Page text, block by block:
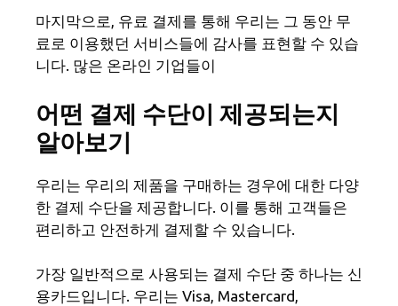
마지막으로, 유료 결제를 통해 우리는 그 동안 무
료로 이용했던 서비스들에 감사를 표현할 수 있습
니다. 많은 온라인 기업들이
어떤 결제 수단이 제공되는지
알아보기
우리는 우리의 제품을 구매하는 경우에 대한 다양
한 결제 수단을 제공합니다. 이를 통해 고객들은
편리하고 안전하게 결제할 수 있습니다.
가장 일반적으로 사용되는 결제 수단 중 하나는 신
용카드입니다. 우리는 Visa, Mastercard,